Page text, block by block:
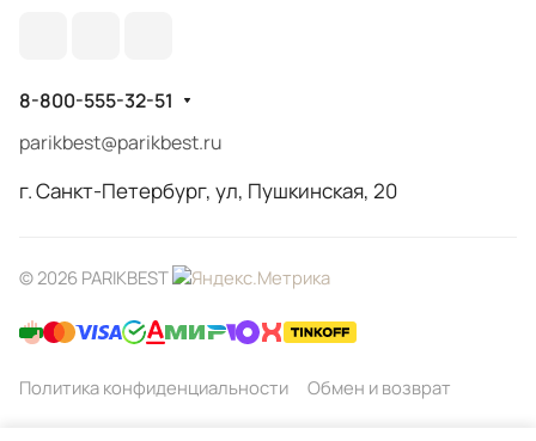
8-800-555-32-51
parikbest@parikbest.ru
г. Санкт-Петербург, ул, Пушкинская, 20
© 2026 PARIKBEST
Политика конфиденциальности Обмен и возврат